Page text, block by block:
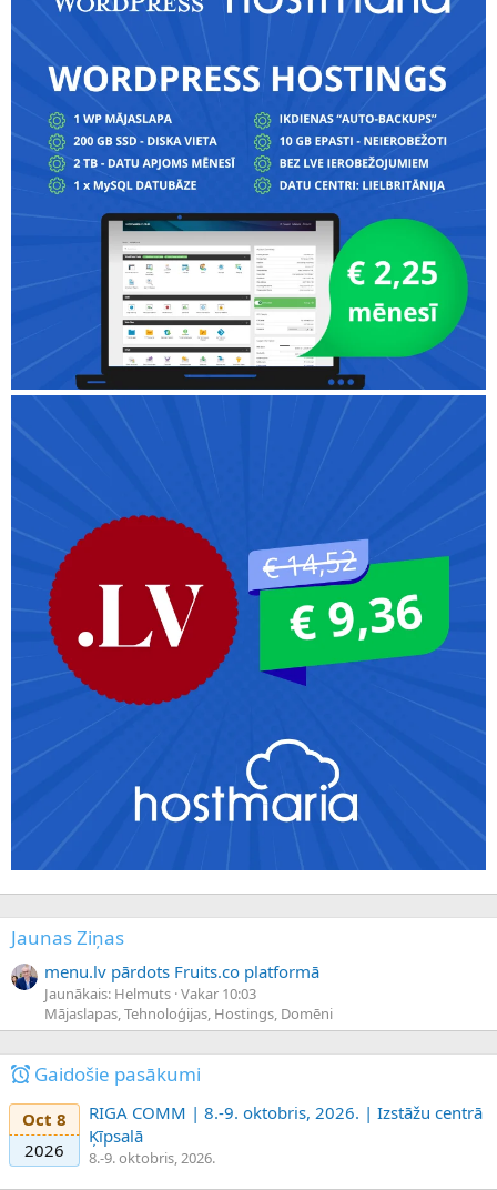
Jaunas Ziņas
menu.lv pārdots Fruits.co platformā
Jaunākais: Helmuts Vakar 10:03
Mājaslapas, Tehnoloģijas, Hostings, Domēni
Gaidošie pasākumi
Oct 8
2026
RIGA COMM | 8.-9. oktobris, 2026. | Izstāžu centrā
Ķīpsalā
8.-9. oktobris, 2026.